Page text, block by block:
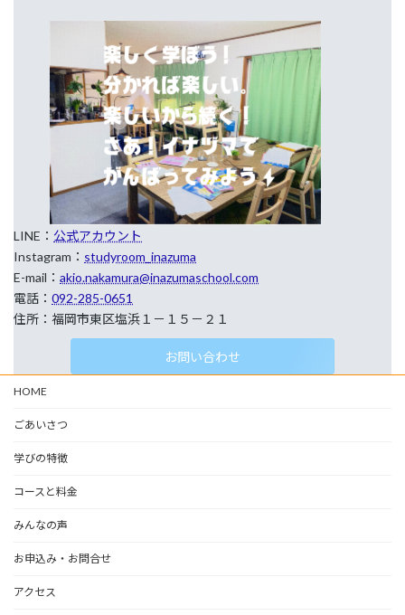
LINE： 公式アカウント
Instagram： studyroom_inazuma
E-mail： akio.nakamura@inazumaschool.com
電話： 092-285-0651
住所：福岡市東区塩浜１－１５－２１
お問い合わせ
HOME
ごあいさつ
学びの特徴
コースと料金
みんなの声
お申込み・お問合せ
アクセス